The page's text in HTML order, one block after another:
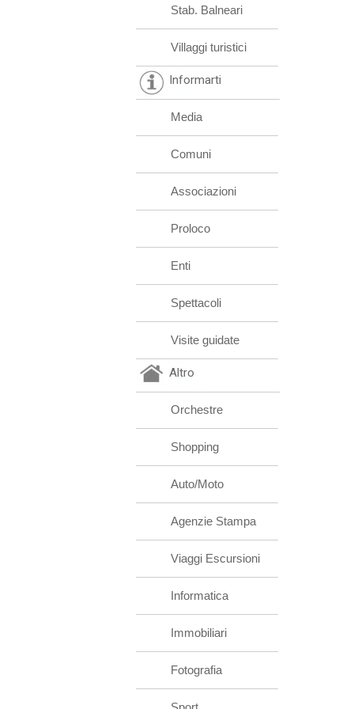
Stab. Balneari
Villaggi turistici
Informarti
Media
Comuni
Associazioni
Proloco
Enti
Spettacoli
Visite guidate
Altro
Orchestre
Shopping
Auto/Moto
Agenzie Stampa
Viaggi Escursioni
Informatica
Immobiliari
Fotografia